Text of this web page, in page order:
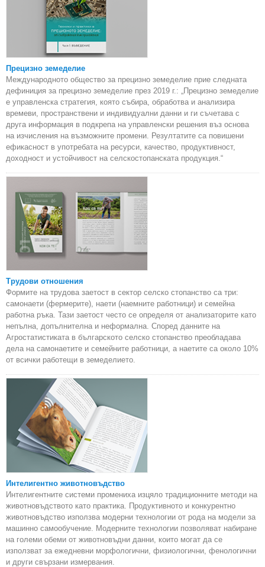
Прецизно земеделие
Международното общество за прецизно земеделие прие следната
дефиниция за прецизно земеделие през 2019 г.: „Прецизно земеделие
е управленска стратегия, която събира, обработва и анализира
времеви, пространствени и индивидуални данни и ги съчетава с
друга информация в подкрепа на управленски решения въз основа
на изчисления на възможните промени. Резултатите са повишени
ефикасност в употребата на ресурси, качество, продуктивност,
доходност и устойчивост на селскостопанската продукция.“
Трудови отношения
Формите на трудова заетост в сектор селско стопанство са три:
самонаети (фермерите), наети (наемните работници) и семейна
работна ръка. Тази заетост често се определя от анализаторите като
непълна, допълнителна и неформална. Според данните на
Агростатистиката в българското селско стопанство преобладава
дела на самонаетите и семейните работници, а наетите са около 10%
от всички работещи в земеделието.
Интелигентно животновъдство
Интелигентните системи промениха изцяло традиционните методи на
животновъдството като практика. Продуктивното и конкурентно
животновъдство използва модерни технологии от рода на модели за
машинно самообучение. Модерните технологии позволяват набиране
на големи обеми от животновъдни данни, които могат да се
използват за ежедневни морфологични, физиологични, фенологични
и други свързани измервания.